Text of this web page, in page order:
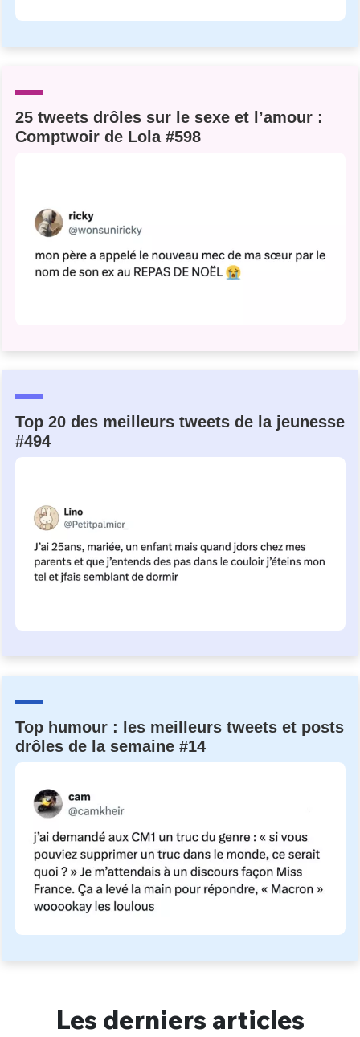
25 tweets drôles sur le sexe et l’amour :
Comptwoir de Lola #598
Top 20 des meilleurs tweets de la jeunesse
#494
Top humour : les meilleurs tweets et posts
drôles de la semaine #14
Les derniers articles